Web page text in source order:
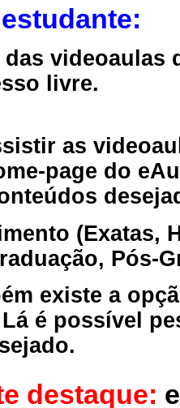
videoaulas
livre.
as
page do
(Exatas,
Pós-
existe a
é possível
destaque: